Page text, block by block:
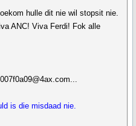
hulle dit nie wil stopsit nie.
ANC! Viva Ferdi! Fok alle
is die misdaad nie.